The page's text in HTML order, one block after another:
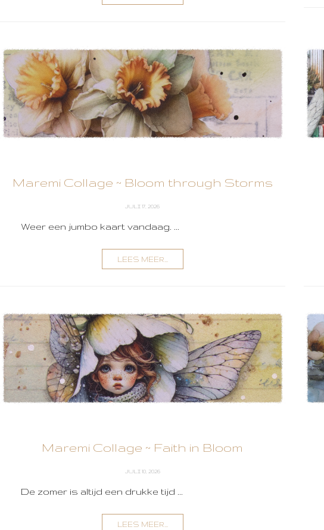
Maremi Collage ~ Bloom through Storms
JULI 17, 2026
Weer een jumbo kaart vandaag. ...
LEES MEER...
Maremi Collage ~ Faith in Bloom
JULI 10, 2026
De zomer is altijd een drukke tijd ...
LEES MEER...